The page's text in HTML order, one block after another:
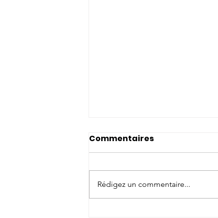
Commentaires
Rédigez un commentaire...